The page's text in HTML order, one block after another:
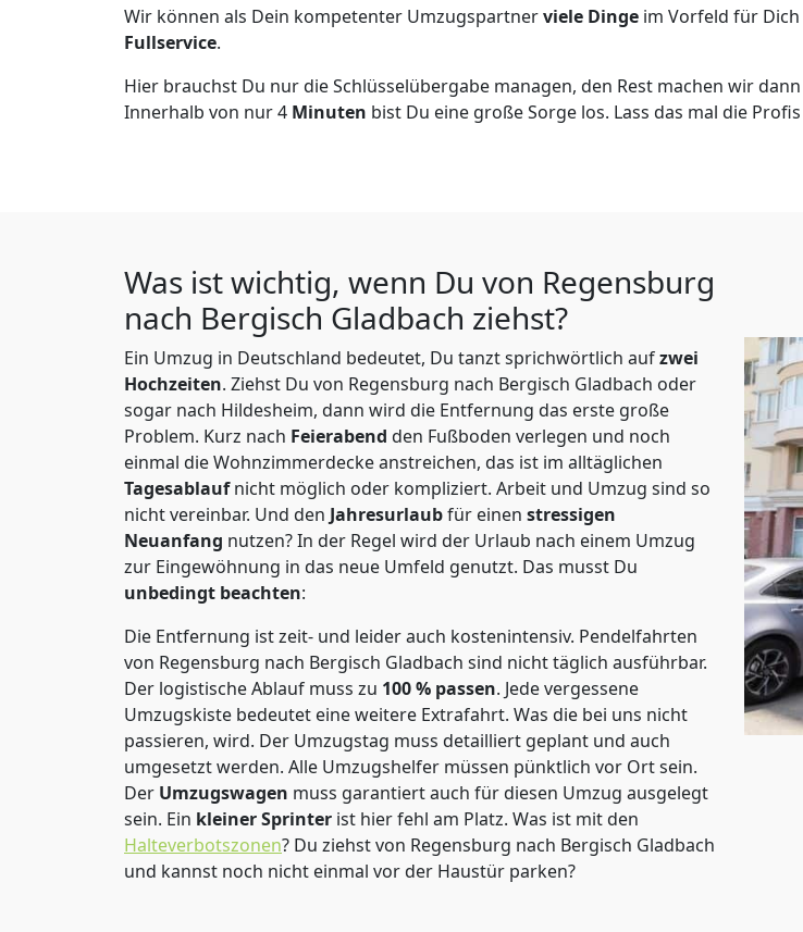
Wir können als Dein kompetenter Umzugspartnerviele Dinge im Vorfeld für
Fullservice.
Hier brauchst Du nur die Schlüsselübergabe managen, den Rest machen wir
Innerhalb von nur 4 Minuten bist Du eine große Sorge los. Lass das mal die
Was ist wichtig, wenn Du von Regensburg
nach Bergisch Gladbach ziehst?
Ein Umzug in Deutschland bedeutet, Du tanzt sprichwörtlich aufzwei
Hochzeiten. Ziehst Du von Regensburg nach Bergisch Gladbach oder
sogar nach Hildesheim, dann wird die Entfernung das erste große
Problem. Kurz nach Feierabend den Fußboden verlegen und noch
einmal die Wohnzimmerdecke anstreichen, das ist im alltäglichen
Tagesablaufnicht möglich oder kompliziert. Arbeit und Umzug sind so
nicht vereinbar. Und den Jahresurlaubfür einen stressigen
Neuanfang nutzen? In der Regel wird der Urlaub nach einem Umzug
zur Eingewöhnung in das neue Umfeld genutzt. Das musst Du
unbedingt beachten:
Die Entfernung ist zeit- und leider auch kostenintensiv. Pendelfahrten
von Regensburg nach Bergisch Gladbach sind nicht täglich ausführbar.
Der logistische Ablauf muss zu 100 % passen. Jede vergessene
Umzugskiste bedeutet eine weitere Extrafahrt. Was die bei uns nicht
passieren, wird. Der Umzugstag muss detailliert geplant und auch
umgesetzt werden. Alle Umzugshelfer müssen pünktlich vor Ort sein.
Der Umzugswagen muss garantiert auch für diesen Umzug ausgelegt
sein. Ein kleiner Sprinter ist hier fehl am Platz. Was ist mit den
Halteverbotszonen? Du ziehst von Regensburg nach Bergisch Gladbach
und kannst noch nicht einmal vor der Haustür parken?